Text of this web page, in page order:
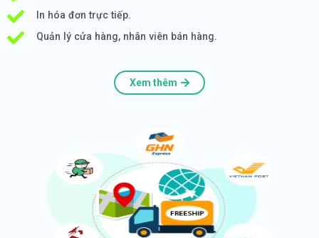
In hóa đơn trực tiếp.
Quản lý cửa hàng, nhân viên bán hàng.
Xem thêm